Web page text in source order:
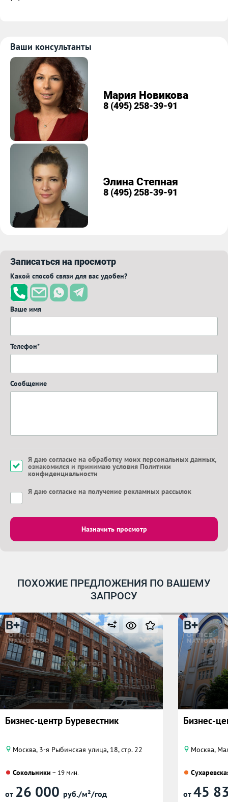
Ваши консультанты
Мария Новикова
8 (495) 258-39-91
Элина Степная
8 (495) 258-39-91
Записаться на просмотр
Какой способ связи для вас удобен?
Ваше имя
Телефон*
Сообщение
Я даю согласие на обработку моих персональных данных,
ознакомился и принимаю условия Политики
конфиденциальности
Я даю согласие на получение рекламных рассылок
Назначить просмотр
ПОХОЖИЕ ПРЕДЛОЖЕНИЯ ПО ВАШЕМУ
ЗАПРОСУ
B+
Бизнес-центр Буревестник
Москва, 3-я Рыбинская улица, 18, стр. 22
Сокольники ~ 19 мин.
от 26 000 руб./м²/год
B+
Бизнес-
Москва,
от 45